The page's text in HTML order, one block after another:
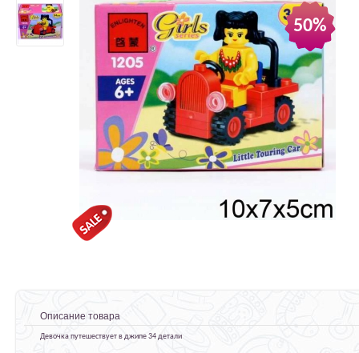
50%
Описание товара
Девочка путешествует в джипе 34 детали